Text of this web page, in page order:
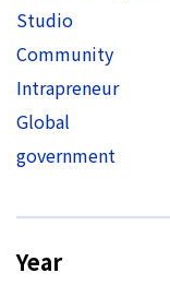
Studio
Community
Intrapreneur
Global
government
Year